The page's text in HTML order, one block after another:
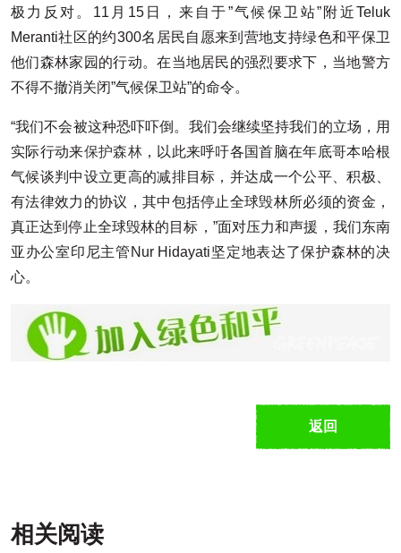
极力反对。11月15日，来自于”气候保卫站”附近Teluk
Meranti社区的约300名居民自愿来到营地支持绿色和平保卫
他们森林家园的行动。在当地居民的强烈要求下，当地警方
不得不撤消关闭”气候保卫站”的命令。
“我们不会被这种恐吓吓倒。我们会继续坚持我们的立场，用
实际行动来保护森林，以此来呼吁各国首脑在年底哥本哈根
气候谈判中设立更高的减排目标，并达成一个公平、积极、
有法律效力的协议，其中包括停止全球毁林所必须的资金，
真正达到停止全球毁林的目标，”面对压力和声援，我们东南
亚办公室印尼主管Nur Hidayati坚定地表达了保护森林的决
心。
返回
相关阅读